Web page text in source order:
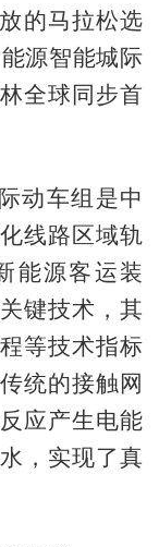
的马拉松选
源智能城际
全球同步首
动车组是中
线路区域轨
能源客运装
键技术，其
等技术指标
统的接触网
应产生电能
，实现了真